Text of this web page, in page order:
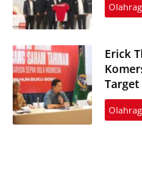
Erick
Target